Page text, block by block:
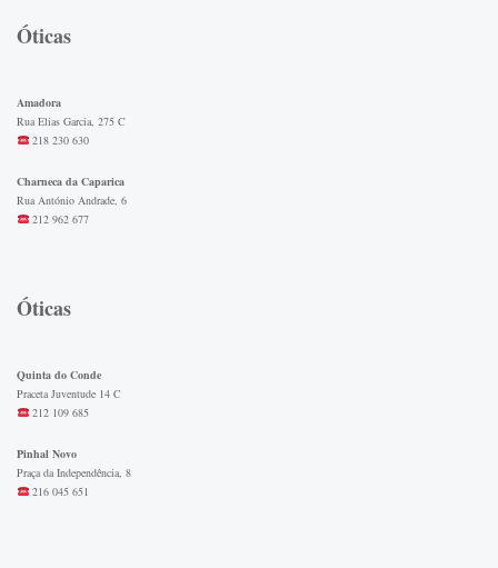
Óticas
Amadora
Rua Elias Garcia, 275 C
218 230 630
Charneca da Caparica
Rua António Andrade, 6
212 962 677
Óticas
Quinta do Conde
Praceta Juventude 14 C
212 109 685
Pinhal Novo
Praça da Independência, 8
216 045 651